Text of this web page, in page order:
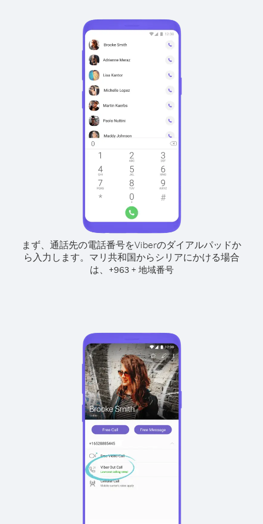
まず、通話先の電話番号をViberのダイアルパッドか
ら入力します。 マリ共和国からシリアにかける場合
は、
+963+ 地域番号